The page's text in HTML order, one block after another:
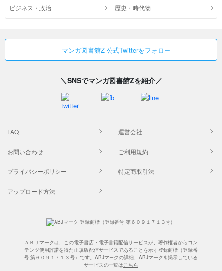
ビジネス・政治 歴史・時代物
マンガ図書館Z 公式Twitterをフォロー
＼SNSでマンガ図書館Zを紹介／
FAQ 運営会社
お問い合わせ ご利用規約
プライバシーポリシー 特定商取引法
アップロード方法
ＡＢＪマークは、この電子書店・電子書籍配信サービスが、著作権者からコン
テンツ使用許諾を得た正規版配信サービスであることを示す登録商標（登録番
号 第６０９１７１３号）です。ABJマークの詳細、ABJマークを掲示している
サービスの一覧はこちら